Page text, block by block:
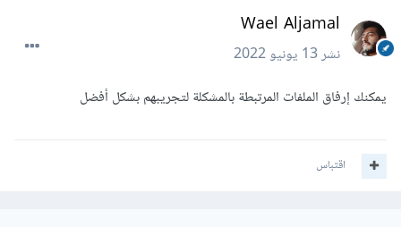
Wael Aljamal
نشر13 يونيو 2022
يمكنك إرفاق الملفات المرتبطة بالمشكلة لتجريبهم بشكل أفضل
اقتباس